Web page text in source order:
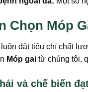
Chọn Móp
đặt tiêu chí chất
Móp gai từ chúng tôi,
và chế biến